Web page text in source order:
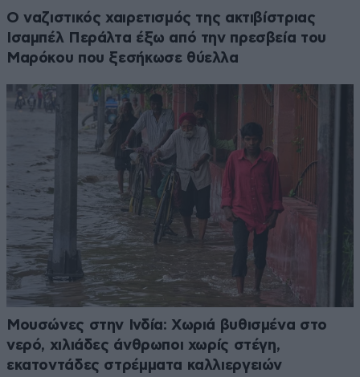
Ο ναζιστικός χαιρετισμός της ακτιβίστριας
Ισαμπέλ Περάλτα έξω από την πρεσβεία του
Μαρόκου που ξεσήκωσε θύελλα
Μουσώνες στην Ινδία: Χωριά βυθισμένα στο
νερό, χιλιάδες άνθρωποι χωρίς στέγη,
εκατοντάδες στρέμματα καλλιεργειών